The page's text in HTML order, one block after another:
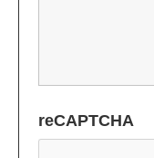
reCAPTCHA